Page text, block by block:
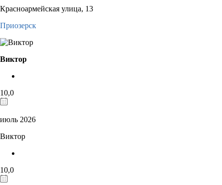
Красноармейская улица, 13
Приозерск
Виктор
10,0
июль 2026
Виктор
10,0